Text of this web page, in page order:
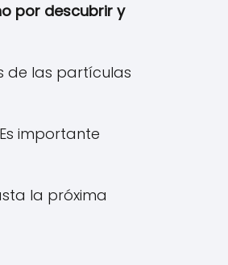
por descubrir y
de las partículas
importante
la próxima